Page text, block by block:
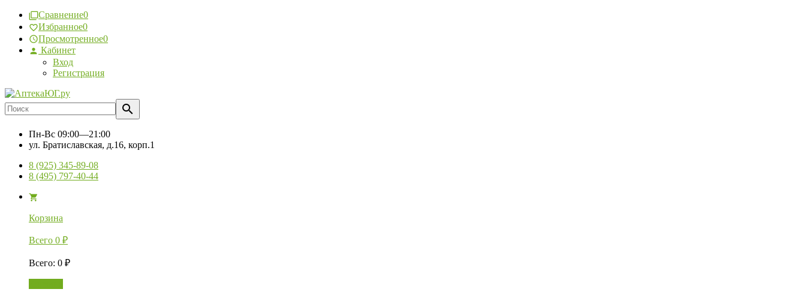
Сравнение0
Избранное0
Просмотренное0
Кабинет
Вход
Регистрация
Пн-Вс 09:00—21:00
ул. Братиславская, д.16, корп.1
8 (925) 345-89-08
8 (495) 797-40-44
Корзина
Всего 0 ₽
Всего: 0 ₽